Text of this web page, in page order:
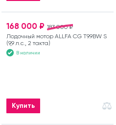
183 000 ₽
168 000 ₽
Лодочный мотор ALLFA CG T9.9BW S
(9,9 л.с., 2 такта)
В наличии
Купить